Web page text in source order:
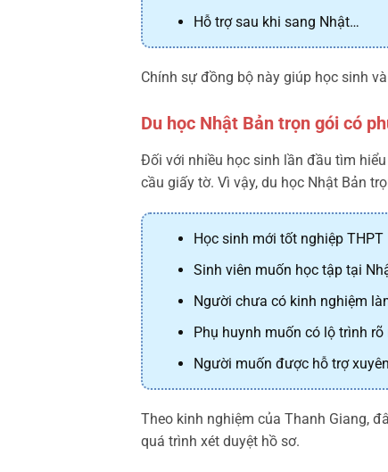
Hỗ trợ sau khi sang Nhật…
Chính sự đồng bộ này giúp học sinh
Du học Nhật Bản trọn gói có
Đối với nhiều học sinh lần đầu tìm
cầu giấy tờ. Vì vậy, du học Nhật Bản
Học sinh mới tốt nghiệp THPT
Sinh viên muốn học tập tại
Người chưa có kinh nghiệm
Phụ huynh muốn có lộ trình
Người muốn được hỗ trợ
Theo kinh nghiệm của Thanh Giang,
quá trình xét duyệt hồ sơ.